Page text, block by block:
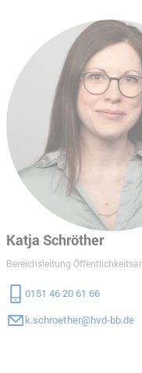
Katja Schröther
Bereichsleitung
0151 46 20 61 66
k.schroether@hvd-bb.de